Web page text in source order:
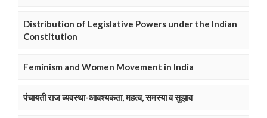
Distribution of Legislative Powers under the Indian
Constitution
Feminism and Women Movement in India
पंचायती राज व्यवस्था-आवश्यकता, महत्व, समस्या व सुझाव